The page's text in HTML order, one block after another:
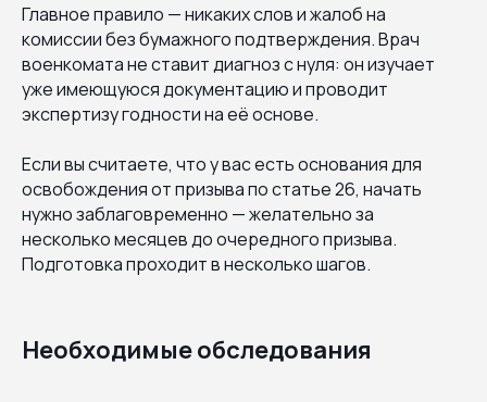
Главное правило — никаких слов и жалоб на
комиссии без бумажного подтверждения. Врач
военкомата не ставит диагноз с нуля: он изучает
уже имеющуюся документацию и проводит
экспертизу годности на её основе.
Если вы считаете, что у вас есть основания для
освобождения от призыва по статье 26, начать
нужно заблаговременно — желательно за
несколько месяцев до очередного призыва.
Подготовка проходит в несколько шагов.
Необходимые обследования